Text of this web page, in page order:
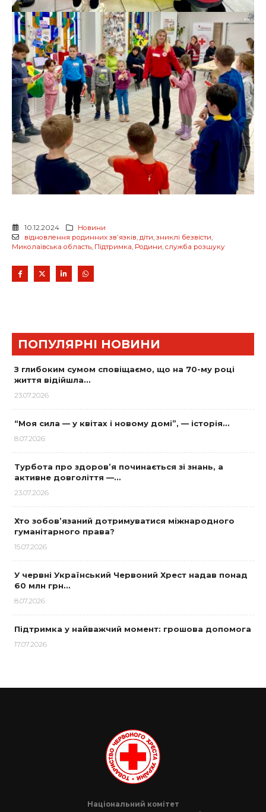
10.12.2024
Новини
відновлення родинних звʼязків, діти, зниклі безвісти,
Миколаївська область, Підтримка, Родини, служба розшуку
ПОПУЛЯРНІ НОВИНИ
З глибоким сумом сповіщаємо, що на 70-му році
життя відійшла…
23.07.2026
“Моя сила — у квітах і новому домі”, — історія…
8.07.2026
Турбота про здоров’я починається зі знань, а
активне довголіття —…
23.07.2026
Хто зобов’язаний дотримуватися міжнародного
гуманітарного права?
15.07.2026
У червні Український Червоний Хрест надав понад
60 млн грн…
8.07.2026
Підтримка у найважчий момент: грошова допомога
17.07.2026
Національний комітет